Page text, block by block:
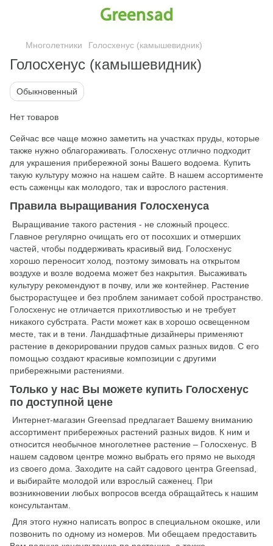
Многолетники Голосхенус (камышевидник)
Голосхенус (камышевидник)
Обыкновенный
Нет товаров
Сейчас все чаще можно заметить на участках пруды, которые
также нужно облагораживать. Голосхенус отлично подходит
для украшения прибережной зоны Вашего водоема. Купить
такую культуру можно на нашем сайте. В нашем ассортименте
есть саженцы как молодого, так и взрослого растения.
Правила выращивания Голосхенуса
Выращивание такого растения - не сложный процесс.
Главное регулярно очищать его от посохших и отмерших
частей, чтобы поддерживать красивый вид. Голосхенус
хорошо переносит холод, поэтому зимовать на открытом
воздухе и возле водоема может без накрытия. Высаживать
культуру рекомендуют в почву, или же контейнер. Растение
быстрорастущее и без проблем занимает собой пространство.
Голосхенус не отличается прихотливостью и не требует
никакого субстрата. Расти может как в хорошо освещенном
месте, так и в тени. Ландшафтные дизайнеры применяют
растение в декорировании прудов самых разных видов. С его
помощью создают красивые композиции с другими
прибережными растениями.
Только у нас Вы можете купить Голосхенус
по доступной цене
Интернет-магазин Greensad предлагает Вашему вниманию
ассортимент прибережных растений разных видов. К ним и
относится необычное многолетнее растение – Голосхенус. В
нашем садовом центре можно выбрать его прямо не выходя
из своего дома. Заходите на сайт садового центра Greensad,
и выбирайте молодой или взрослый саженец. При
возникновении любых вопросов всегда обращайтесь к нашим
консультантам.
Для этого нужно написать вопрос в специальном окошке, или
позвонить по одному из номеров. Ми обещаем предоставить